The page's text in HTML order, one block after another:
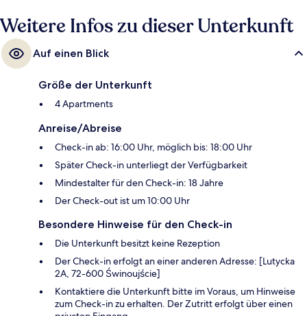
Weitere Infos zu dieser Unterkunft
Auf einen Blick
Größe der Unterkunft
4 Apartments
Anreise/Abreise
Check-in ab: 16:00 Uhr, möglich bis: 18:00 Uhr
Später Check-in unterliegt der Verfügbarkeit
Mindestalter für den Check-in: 18 Jahre
Der Check-out ist um 10:00 Uhr
Besondere Hinweise für den Check-in
Die Unterkunft besitzt keine Rezeption
Der Check-in erfolgt an einer anderen Adresse: [Lutycka
2A, 72-600 Świnoujście]
Kontaktiere die Unterkunft bitte im Voraus, um Hinweise
zum Check-in zu erhalten. Der Zutritt erfolgt über einen